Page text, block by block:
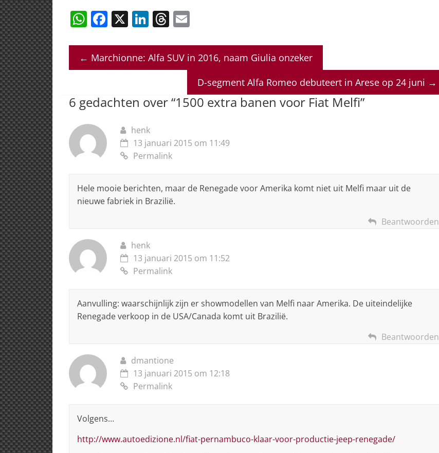
W
at
s
p
F
c
e
o
X Li
k
e
n
T
re
a
s
ai
l
← Marchionne: Alfa SUV in 2016, naam Giulia onzeker
D-segment Alfa Romeo debuteert in Arese op 24 juni →
6 gedachten over “1500 extra banen voor Fiat Melfi”
henk
13 januari 2015 om 11:49
Permalink
Hele mooie berichten, maar de Renegade voor Amerika komt niet uit Melfi maar uit de
nieuwe fabriek in Brazilië.
Beantwoorden
henk
13 januari 2015 om 11:52
Permalink
Aanvulling: waarschijnlijk zijn er showmodellen van Melfi naar Amerika. De uiteindelijke
Renegade verkoop in de USA/Canada komt uit Brazilië.
Beantwoorden
dmantione
13 januari 2015 om 12:18
Permalink
Volgens…
http://www.autoedizione.nl/fiat-pernambuco-klaar-voor-productie-jeep-renegade/